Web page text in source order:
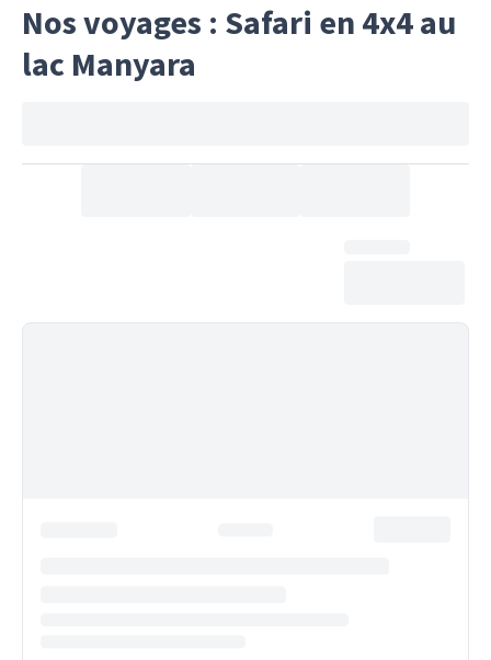
Nos voyages : Safari en 4x4 au
lac Manyara